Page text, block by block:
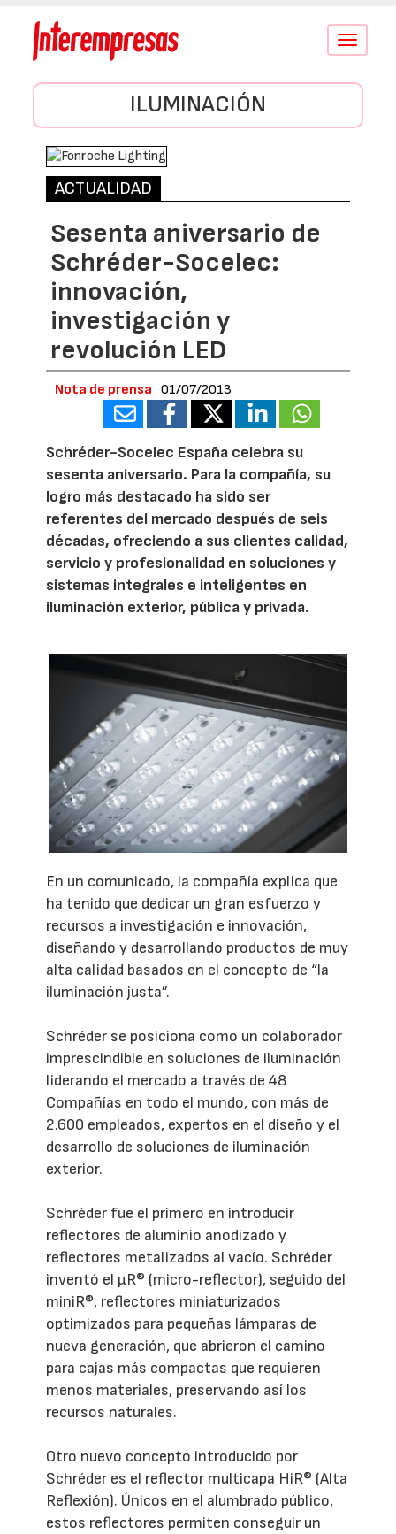
Conmutar
ILUMINACIÓN
ACTUALIDAD
Sesenta aniversario de
Schréder-Socelec:
innovación,
investigación y
revolución LED
Nota de prensa 01/07/2013
Schréder-Socelec España celebra su
sesenta aniversario. Para la compañía, su
logro más destacado ha sido ser
referentes del mercado después de seis
décadas, ofreciendo a sus clientes calidad,
servicio y profesionalidad en soluciones y
sistemas integrales e inteligentes en
iluminación exterior, pública y privada.
En un comunicado, la compañía explica que
ha tenido que dedicar un gran esfuerzo y
recursos a investigación e innovación,
diseñando y desarrollando productos de muy
alta calidad basados en el concepto de “la
iluminación justa”.
Schréder se posiciona como un colaborador
imprescindible en soluciones de iluminación
liderando el mercado a través de 48
Compañías en todo el mundo, con más de
2.600 empleados, expertos en el diseño y el
desarrollo de soluciones de iluminación
exterior.
Schréder fue el primero en introducir
reflectores de aluminio anodizado y
reflectores metalizados al vacío. Schréder
inventó el µR® (micro-reflector), seguido del
miniR®, reflectores miniaturizados
optimizados para pequeñas lámparas de
nueva generación, que abrieron el camino
para cajas más compactas que requieren
menos materiales, preservando así los
recursos naturales.
Otro nuevo concepto introducido por
Schréder es el reflector multicapa HiR® (Alta
Reflexión). Únicos en el alumbrado público,
estos reflectores permiten conseguir un